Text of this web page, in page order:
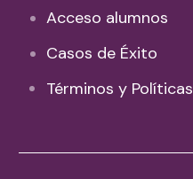
Acceso alumnos
Casos de Éxito
Términos y Políticas